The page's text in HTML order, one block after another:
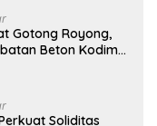
Gotong Royong,
Beton Kodim
Soliditas